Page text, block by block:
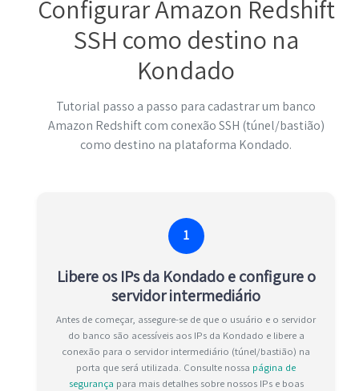
Configurar Amazon Redshift
SSH como destino na
Kondado
Tutorial passo a passo para cadastrar um banco
Amazon Redshift com conexão SSH (túnel/bastião)
como destino na plataforma Kondado.
1
Libere os IPs da Kondado e configure o
servidor intermediário
Antes de começar, assegure-se de que o usuário e o servidor
do banco são acessíveis aos IPs da Kondado e libere a
conexão para o servidor intermediário (túnel/bastião) na
porta que será utilizada. Consulte nossa página de
segurança para mais detalhes sobre nossos IPs e boas